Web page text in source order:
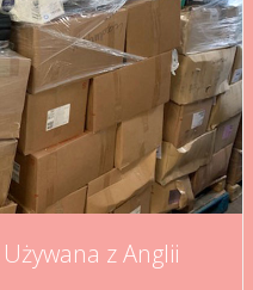
z Anglii